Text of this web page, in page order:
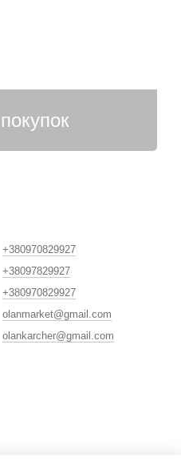
+380970829927
+38097829927
+380970829927
olanmarket@gmail.com
olankarcher@gmail.com